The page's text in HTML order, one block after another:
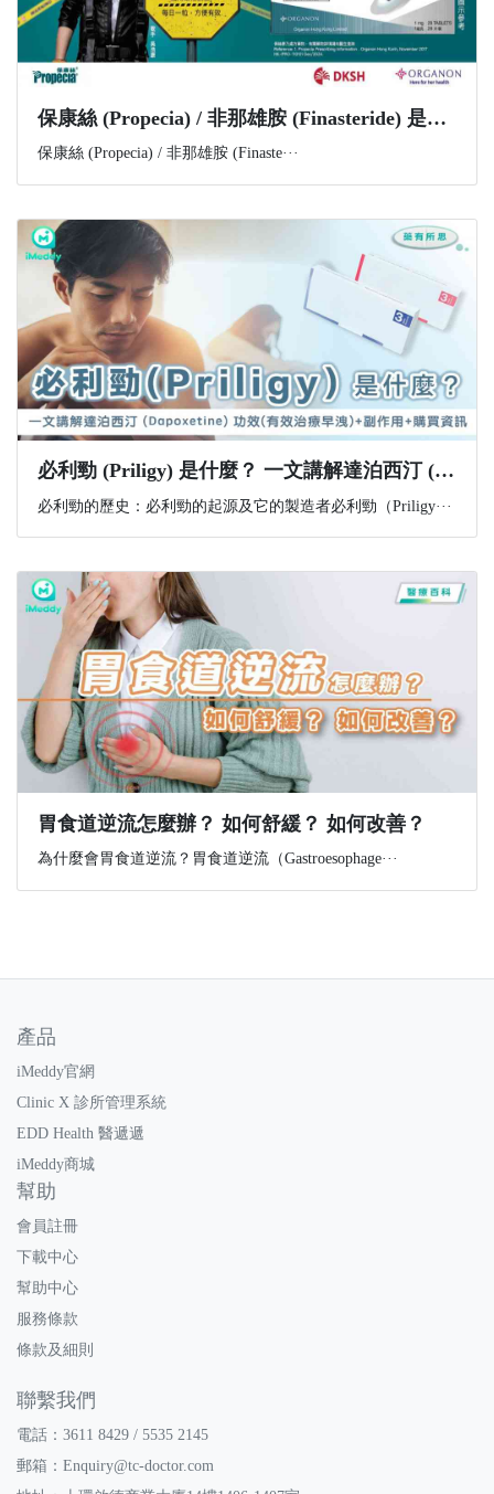
​保康絲 (Propecia) / 非那雄胺 (Finasteride) 是什麼？功效、副作用與購買資訊一文講解
保康絲 (Propecia) / 非那雄胺 (Finaste···
必利勁 (Priligy) 是什麼？ 一文講解達泊西汀 (Dapoxetine) 功效(有效治療早洩)+副作用+購買資訊
必利勁的歷史：必利勁的起源及它的製造者必利勁（Priligy···
胃食道逆流怎麼辦？ 如何舒緩？ 如何改善？
為什麼會胃食道逆流？胃食道逆流（Gastroesophage···
產品
iMeddy官網
Clinic X 診所管理系統
EDD Health 醫遞遞
iMeddy商城
幫助
會員註冊
下載中心
幫助中心
服務條款
條款及細則
聯繫我們
電話：3611 8429 / 5535 2145
郵箱： Enquiry@tc-doctor.com